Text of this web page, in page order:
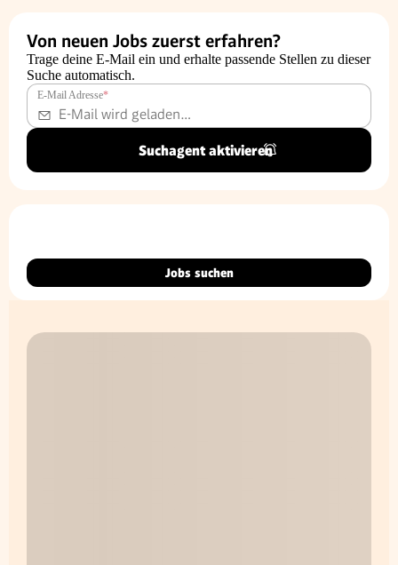
Von neuen Jobs zuerst erfahren?
Trage deine E-Mail ein und erhalte passende Stellen zu dieser
Suche automatisch.
E-Mail Adresse*
Suchagent aktivieren
Jobs suchen